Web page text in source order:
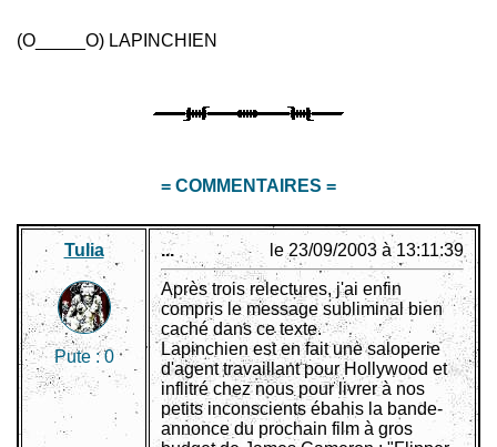
(O_____O) LAPINCHIEN
= COMMENTAIRES =
Tulia
Pute :0
... le 23/09/2003 à 13:11:39
Après trois relectures, j'ai enfin
compris le message subliminal bien
caché dans ce texte.
Lapinchien est en fait une saloperie
d'agent travaillant pour Hollywood et
inflitré chez nous pour livrer à nos
petits inconscients ébahis la bande-
annonce du prochain film à gros